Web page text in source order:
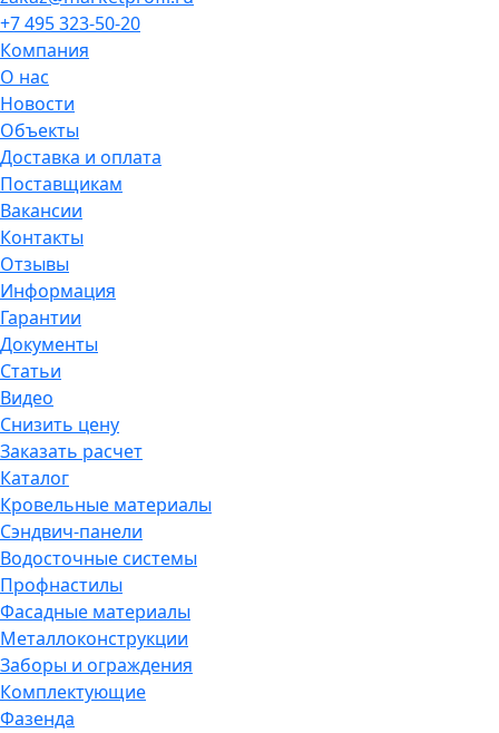
+7 495 323-50-20
Компания
О нас
Новости
Объекты
Доставка и оплата
Поставщикам
Вакансии
Контакты
Отзывы
Информация
Гарантии
Документы
Статьи
Видео
Снизить цену
Заказать расчет
Каталог
Кровельные материалы
Сэндвич-панели
Водосточные системы
Профнастилы
Фасадные материалы
Металлоконструкции
Заборы и ограждения
Комплектующие
Фазенда